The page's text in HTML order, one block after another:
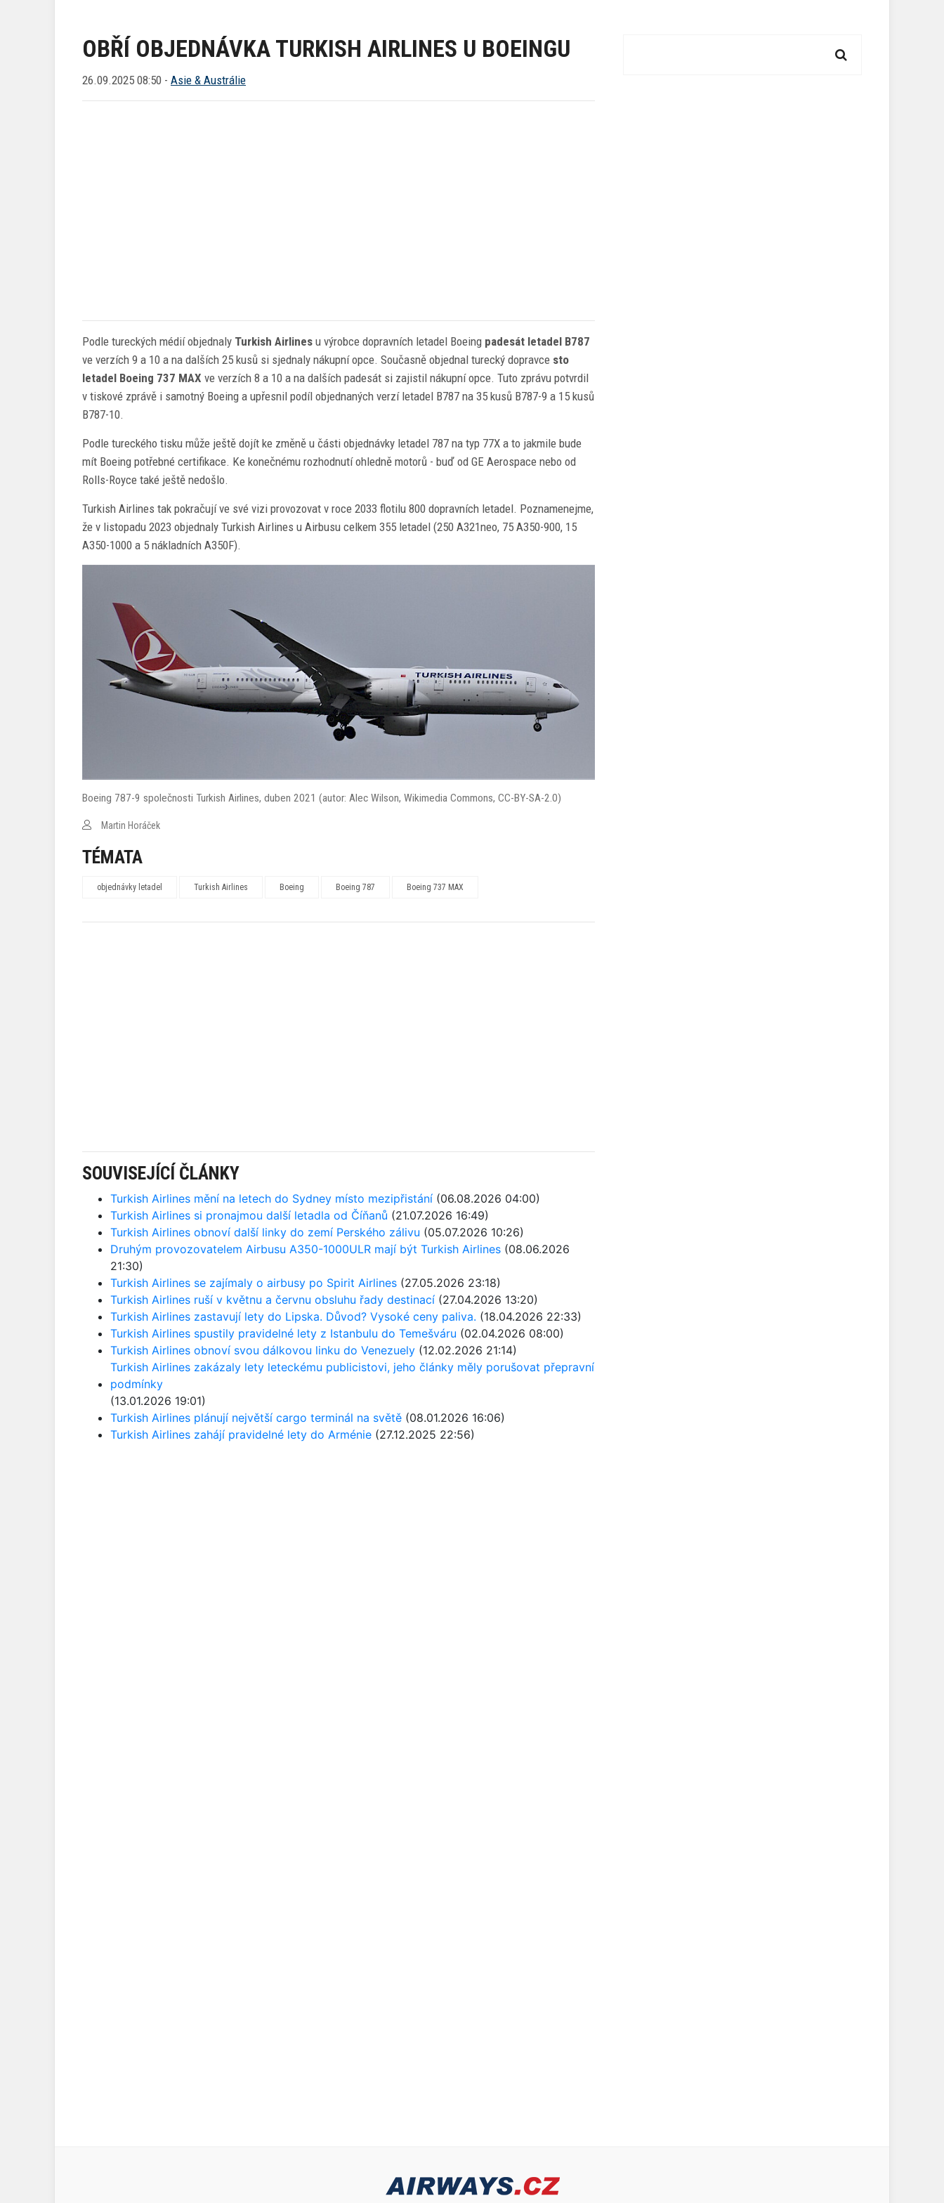
OBŘÍ OBJEDNÁVKA TURKISH AIRLINES U BOEINGU
26.09.2025 08:50 - Asie & Austrálie
Podle tureckých médií objednaly Turkish Airlines u výrobce dopravních letadel Boeing padesát letadel B787
ve verzích 9 a 10 a na dalších 25 kusů si sjednaly nákupní opce. Současně objednal turecký dopravce sto
letadel Boeing 737 MAX ve verzích 8 a 10 a na dalších padesát si zajistil nákupní opce. Tuto zprávu potvrdil
v tiskové zprávě i samotný Boeing a upřesnil podíl objednaných verzí letadel B787 na 35 kusů B787-9 a 15 kusů
B787-10.
Podle tureckého tisku může ještě dojít ke změně u části objednávky letadel 787 na typ 77X a to jakmile bude
mít Boeing potřebné certifikace. Ke konečnému rozhodnutí ohledně motorů - buď od GE Aerospace nebo od
Rolls-Royce také ještě nedošlo.
Turkish Airlines tak pokračují ve své vizi provozovat v roce 2033 flotilu 800 dopravních letadel. Poznamenejme,
že v listopadu 2023 objednaly Turkish Airlines u Airbusu celkem 355 letadel (250 A321neo, 75 A350-900, 15
A350-1000 a 5 nákladních A350F).
Boeing 787-9 společnosti Turkish Airlines, duben 2021 (autor: Alec Wilson, Wikimedia Commons, CC-BY-SA-2.0)
Martin Horáček
TÉMATA
objednávky letadel Turkish Airlines Boeing Boeing 787 Boeing 737 MAX
SOUVISEJÍCÍ ČLÁNKY
Turkish Airlines mění na letech do Sydney místo mezipřistání (06.08.2026 04:00)
Turkish Airlines si pronajmou další letadla od Číňanů (21.07.2026 16:49)
Turkish Airlines obnoví další linky do zemí Perského zálivu (05.07.2026 10:26)
Druhým provozovatelem Airbusu A350-1000ULR mají být Turkish Airlines (08.06.2026
21:30)
Turkish Airlines se zajímaly o airbusy po Spirit Airlines (27.05.2026 23:18)
Turkish Airlines ruší v květnu a červnu obsluhu řady destinací (27.04.2026 13:20)
Turkish Airlines zastavují lety do Lipska. Důvod? Vysoké ceny paliva. (18.04.2026 22:33)
Turkish Airlines spustily pravidelné lety z Istanbulu do Temešváru (02.04.2026 08:00)
Turkish Airlines obnoví svou dálkovou linku do Venezuely (12.02.2026 21:14)
Turkish Airlines zakázaly lety leteckému publicistovi, jeho články měly porušovat přepravní
podmínky
(13.01.2026 19:01)
Turkish Airlines plánují největší cargo terminál na světě (08.01.2026 16:06)
Turkish Airlines zahájí pravidelné lety do Arménie (27.12.2025 22:56)